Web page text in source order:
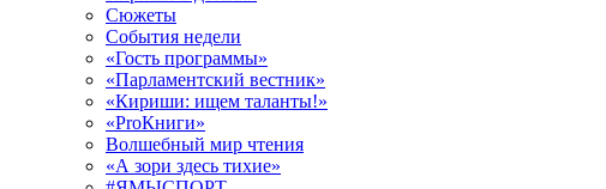
Сюжеты
События недели
«Гость программы»
«Парламентский вестник»
«Кириши: ищем таланты!»
«ProКниги»
Волшебный мир чтения
«А зори здесь тихие»